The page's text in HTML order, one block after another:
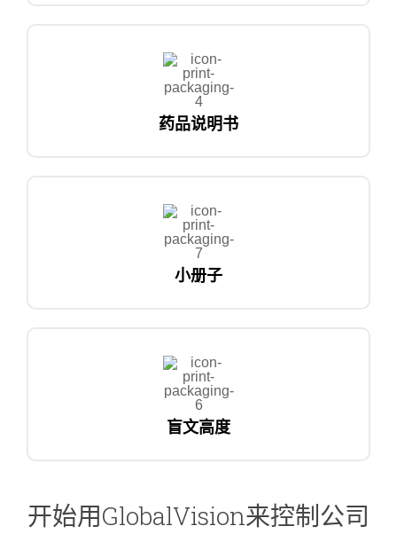
药品说明书
小册子
盲文高度
开始用GlobalVision来控制公司